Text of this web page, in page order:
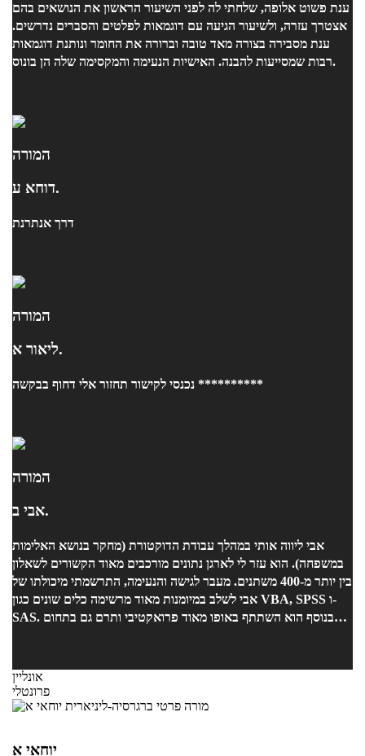
ענת פשוט אלופה, שלחתי לה לפני השיעור הראשון את הנושאים בהם
אצטרך עזרה, ולשיעור הגיעה עם דוגמאות לפלטים והסברים נדרשים.
ענת מסבירה בצורה מאד טובה וברורה את החומר ונותנת דוגמאות
רבות שמסייעות להבנה. האישיות הנעימה והמקסימה שלה הן בונוס.
המורה
דוחא ע.
דרך אנתרנת
המורה
ליאור א.
נכנסי לקישור תחזור אלי דחוף בבקשה **********
המורה
אבי ב.
אבי ליווה אותי במהלך עבודת הדוקטורת (מחקר בנושא האלימות
במשפחה). הוא עזר לי לארגן נתונים מורכבים מאוד הקשורים לשאלון
בין יותר מ-400 משתנים. מעבר לגישה והנעימה, התרשמתי מיכולתו של
אבי לשלב במיומנות מאוד מרשימה כלים שונים כגון VBA, SPSS ו-
SAS. בנוסף הוא השתתף באופו מאוד פרואקטיבי ותרם גם בתחום
אונליין
פרונטלי
יוחאי א